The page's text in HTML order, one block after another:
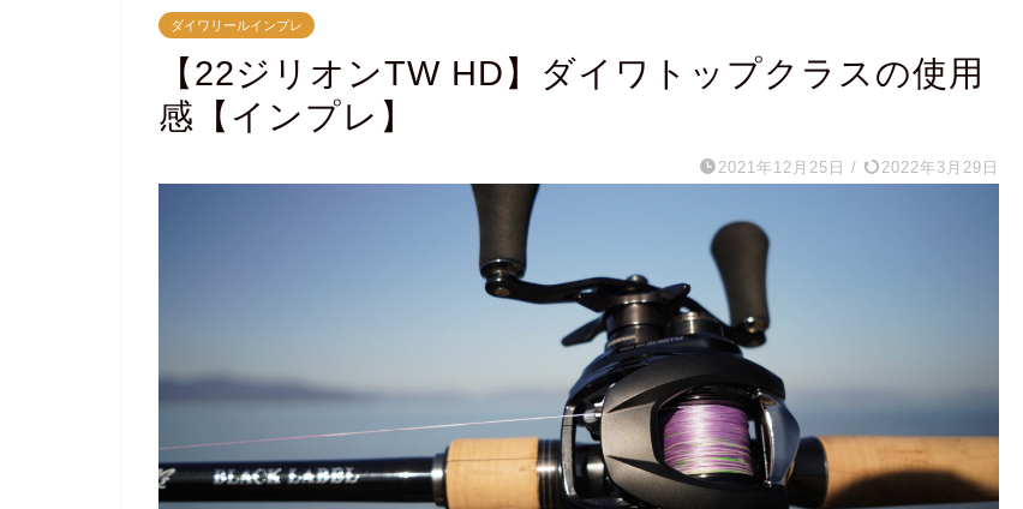
ダイワリールインプレ
【22ジリオンTW HD】ダイワトップクラスの使用
感【インプレ】
2021年12月25日 / 2022年3月29日